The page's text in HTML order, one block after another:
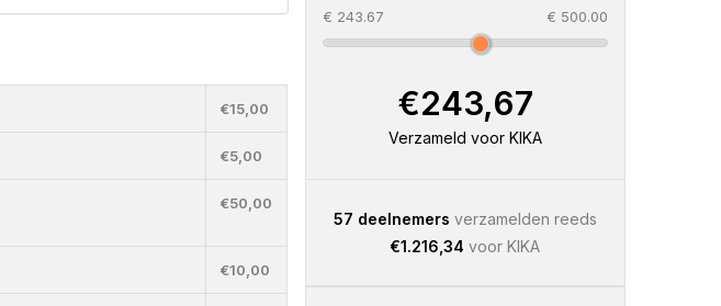
€15,00
€5,00
€50,00
€10,00
€ 243.67 € 500.00
€243,67
Verzameld voor KIKA
57 deelnemers verzamelden reeds
€1.216,34voor KIKA